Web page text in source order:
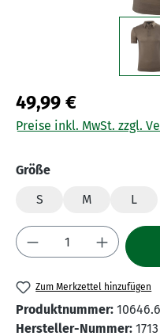
49,99 €
Preise inkl. MwSt. zzgl.
Größeauswählen
S
M L
Produkt Anzahl:
Zum Merkzettel hinzufügen
Produktnummer: 10646.6
Hersteller-Nummer: 1713